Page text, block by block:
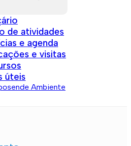
de atividades
e agenda
e visitas
úteis